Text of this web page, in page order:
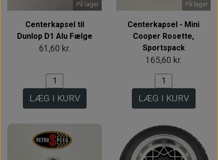
På lager
Centerkapsel til
Dunlop D1 Alu Fælge
61,60 kr.
LÆG I KURV
På lager
Centerkapsel - Mini
Cooper Rosette,
Sportspack
165,60 kr.
LÆG I KURV